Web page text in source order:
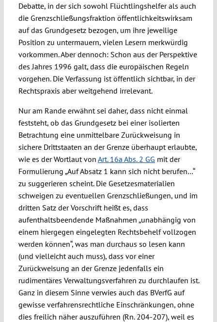
Debatte, in der sich sowohl Flüchtlingshelfer als auch
die Grenzschließungsfraktion öffentlichkeitswirksam
auf das Grundgesetz bezogen, um ihre jeweilige
Position zu untermauern, vielen Lesern merkwürdig
vorkommen. Aber dennoch: Schon aus der Perspektive
des Jahres 1996 galt, dass die europäischen Regeln
vorgehen. Die Verfassung ist öffentlich sichtbar, in der
Rechtspraxis aber weitgehend irrelevant.
Nur am Rande erwähnt sei daher, dass nicht einmal
feststeht, ob das Grundgesetz bei einer isolierten
Betrachtung eine unmittelbare Zurückweisung in
sichere Drittstaaten an der Grenze überhaupt erlaubte,
wie es der Wortlaut von Art. 16a Abs. 2 GG mit der
Formulierung „Auf Absatz 1 kann sich nicht berufen…“
zu suggerieren scheint. Die Gesetzesmaterialien
schweigen zu eventuellen Grenzschließungen, und im
dritten Satz der Vorschrift heißt es, dass
aufenthaltsbeendende Maßnahmen „unabhängig von
einem hiergegen eingelegten Rechtsbehelf vollzogen
werden können“, was man durchaus so lesen kann
(und vielleicht auch muss), dass vor einer
Zurückweisung an der Grenze jedenfalls ein
rudimentäres Verwaltungsverfahren zu durchlaufen ist.
Ganz in diesem Sinne verwies auch das BVerfG auf
gewisse verfahrensrechtliche Einschränkungen, ohne
dies freilich näher auszuführen (Rn. 204-207), weil es